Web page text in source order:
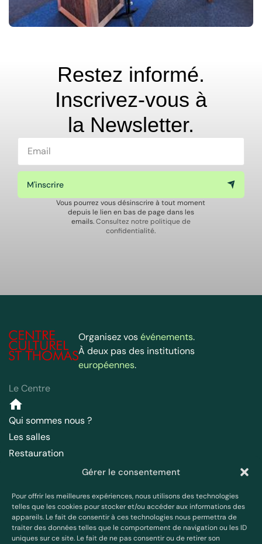
Gérer le consentement
Pour offrir les meilleures expériences, nous utilisons des technologies
telles que les cookies pour stocker et/ou accéder aux informations des
appareils. Le fait de consentir à ces technologies nous permettra de
traiter des données telles que le comportement de navigation ou les ID
uniques sur ce site. Le fait de ne pas consentir ou de retirer son
Restez informé.
Inscrivez-vous à
la Newsletter.
M'inscrire
Vous pourrez vous désinscrire à tout moment
depuis le lien en bas de page dans les
emails.Consultez notre politique de
confidentialité.
Organisez vosévénements.
À deux pas des institutions
européennes.
Le Centre
Qui sommes nous ?
Les salles
Restauration
Parc – Chapelle
Français